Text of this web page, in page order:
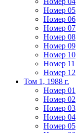
Номер 05
Номер 06
Номер 07
Номер 08
Номер 09
Номер 10
Номер 11
Номер 12
Том 1, 1988 г.
Номер 01
Номер 02
Номер 03
Номер 04
Номер 05